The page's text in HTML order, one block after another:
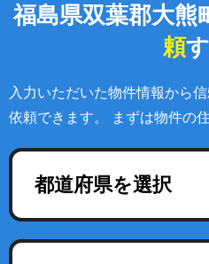
福島県双葉郡大熊
頼
入力いただいた物件情報から
依頼できます。 まずは物件の
都道府県を選択